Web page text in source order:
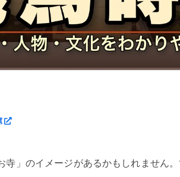
」のイメージがあるかもしれません。